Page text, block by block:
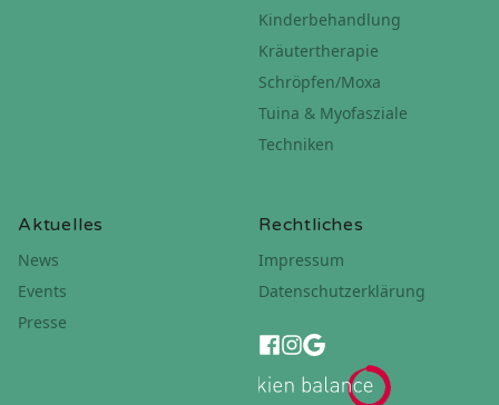
Rechtliches
Impressum
Datenschutzerklärung
Kinderbehandlung
Kräutertherapie
Schröpfen/Moxa
Tuina & Myofasziale
Techniken
Aktuelles
News
Events
Presse